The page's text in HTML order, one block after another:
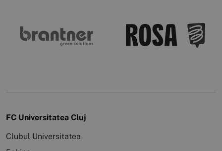
FC Universitatea Cluj
Clubul Universitatea